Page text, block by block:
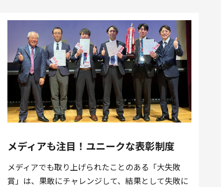
メディアも注目！ユニークな表彰制度
メディアでも取り上げられたことのある「大失敗
賞」は、果敢にチャレンジして、結果として失敗に